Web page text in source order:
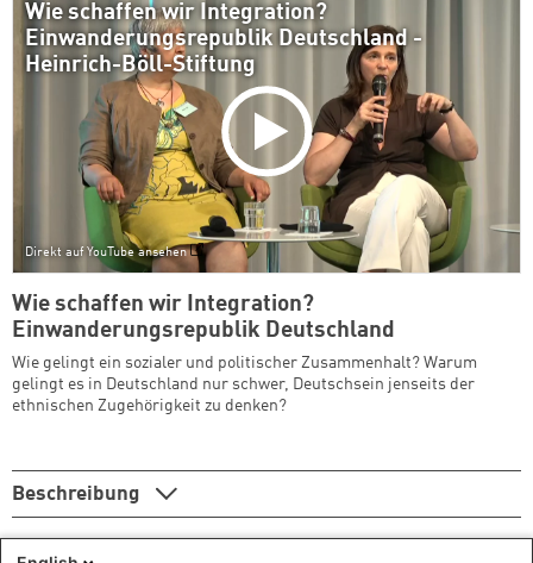
Wie schaffen wir Integration?
Einwanderungsrepublik Deutschland -
Heinrich-Böll-Stiftung
Direkt auf YouTube ansehen
Wie schaffen wir Integration?
Einwanderungsrepublik Deutschland
Wie gelingt ein sozialer und politischer Zusammenhalt? Warum
gelingt es in Deutschland nur schwer, Deutschsein jenseits der
ethnischen Zugehörigkeit zu denken?
Beschreibung